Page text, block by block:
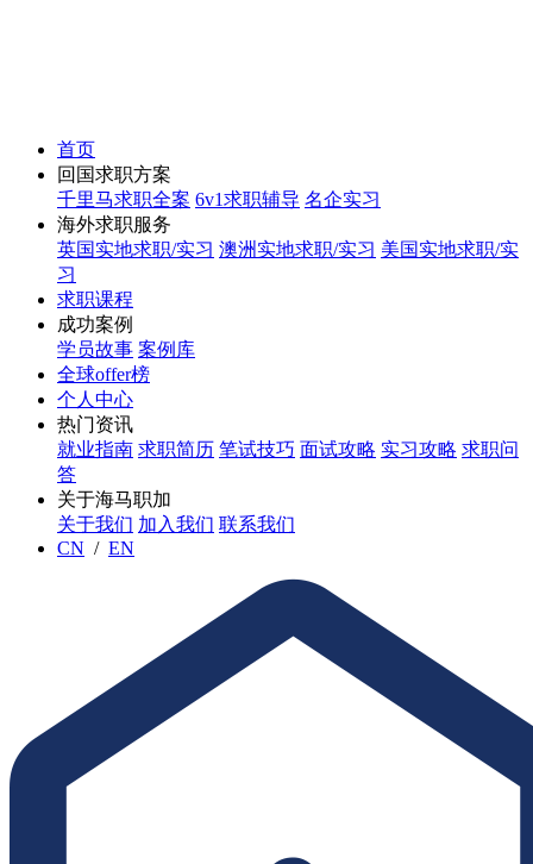
首页
回国求职方案
千里马求职全案 6v1求职辅导 名企实习
海外求职服务
英国实地求职/实习 澳洲实地求职/实习 美国实地求职/实
习
求职课程
成功案例
学员故事 案例库
全球offer榜
个人中心
热门资讯
就业指南 求职简历 笔试技巧 面试攻略 实习攻略 求职问
答
关于海马职加
关于我们 加入我们 联系我们
CN / EN